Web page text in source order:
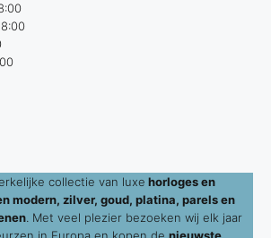
collectie van luxe horloges en
modern, zilver, goud, platina, parels en
. Met veel plezier bezoeken wij elk jaar